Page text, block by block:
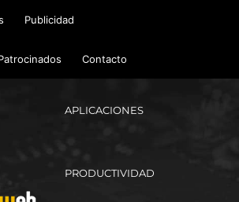
Publicidad
Contacto
APLICACIONES
PRODUCTIVIDAD